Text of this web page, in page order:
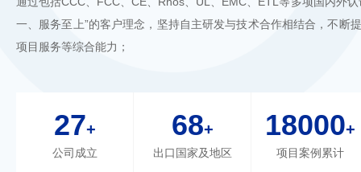
27+
公司成立
68+
出口国家及地区
18000+
项目案例累计
一、服务至上”的客户理念，坚持自主研发与技术合作相结合，不断
项目服务等综合能力；